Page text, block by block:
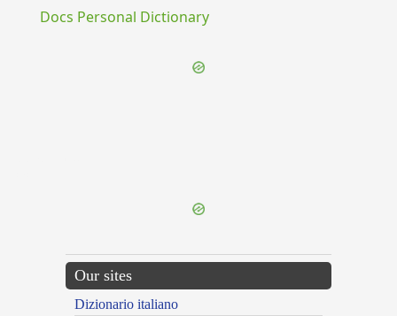
Docs Personal Dictionary
Our sites
Dizionario italiano